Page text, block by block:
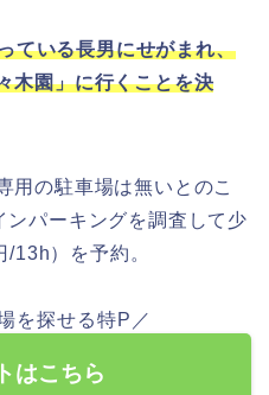
ている長男にせがまれ、
木園」に行くことを決
用の駐車場は無いとのこ
ンパーキングを調査して少
13h）を予約。
を探せる特P／
はこちら